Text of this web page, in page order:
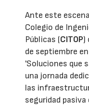
Ante este
Colegio de
Públicas (CITOP)
de septiembre
'Soluciones que
una jornada
las
seguridad pasiva